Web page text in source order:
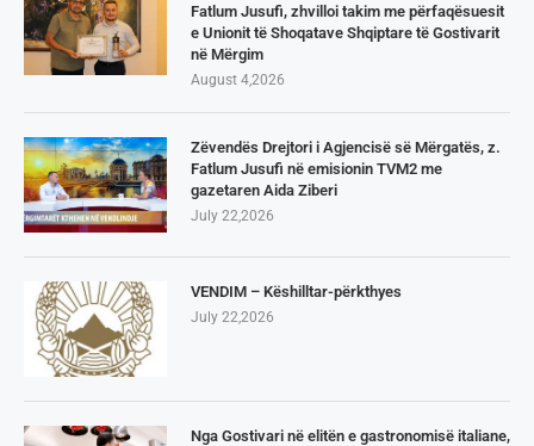
Fatlum Jusufi, zhvilloi takim me përfaqësuesit
e Unionit të Shoqatave Shqiptare të Gostivarit
në Mërgim
August 4,2026
Zëvendës Drejtori i Agjencisë së Mërgatës, z.
Fatlum Jusufi në emisionin TVM2 me
gazetaren Aida Ziberi
July 22,2026
VENDIM – Këshilltar-përkthyes
July 22,2026
Nga Gostivari në elitën e gastronomisë italiane,